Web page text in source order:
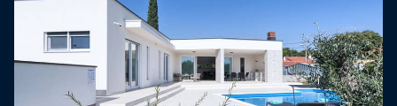
do tarasu i basenu. Dodatkowo, w holu znajduje
się osobna toaleta. Cały dom jest klimatyzowany,
a każda sypialnia jest wyposażona w telewizję
satelitarną.